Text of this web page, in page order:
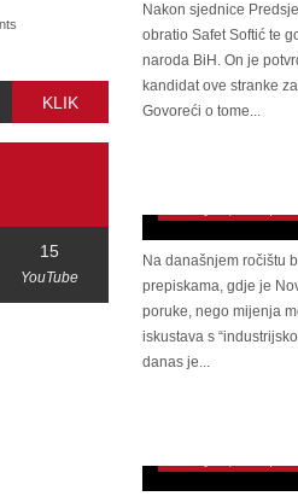
KLIK
15
YouTube
Nakon sjednice
obratio Safet Softić te
naroda BiH. On je
kandidat ove stranke
Govoreći o tome...
AFERA
Kako se Novalić
Na današnjem ročištu
prepiskama, gdje je
poruke, nego mijenja
iskustava s
danas je...
Predstavnički